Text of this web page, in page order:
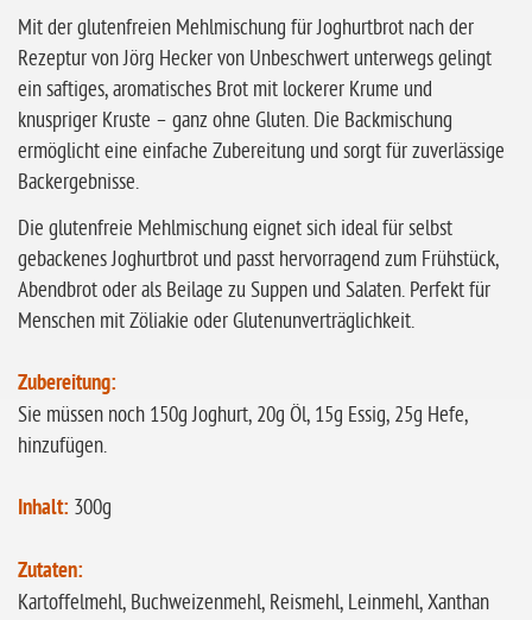
ohne Palmöl
Mit der glutenfreien Mehlmischung für Joghurtbrot nach der
Rezeptur von Jörg Hecker von Unbeschwert unterwegs gelingt
ein saftiges, aromatisches Brot mit lockerer Krume und
knuspriger Kruste – ganz ohne Gluten. Die Backmischung
ermöglicht eine einfache Zubereitung und sorgt für zuverlässige
Backergebnisse.
Die glutenfreie Mehlmischung eignet sich ideal für selbst
gebackenes Joghurtbrot und passt hervorragend zum Frühstück,
Abendbrot oder als Beilage zu Suppen und Salaten. Perfekt für
Menschen mit Zöliakie oder Glutenunverträglichkeit.
Zubereitung:
Sie müssen noch 150g Joghurt, 20g Öl, 15g Essig, 25g Hefe,
hinzufügen.
Inhalt: 300g
Zutaten:
Kartoffelmehl, Buchweizenmehl, Reismehl, Leinmehl, Xanthan